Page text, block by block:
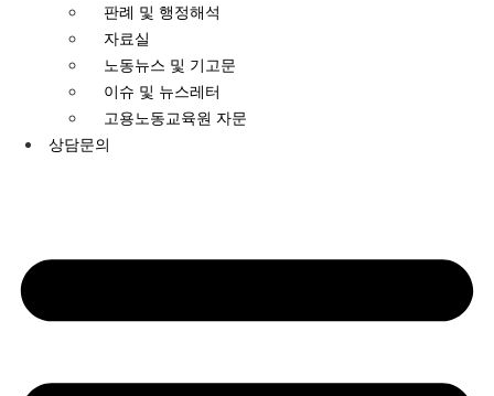
판례 및 행정해석
자료실
노동뉴스 및 기고문
이슈 및 뉴스레터
고용노동교육원 자문
상담문의